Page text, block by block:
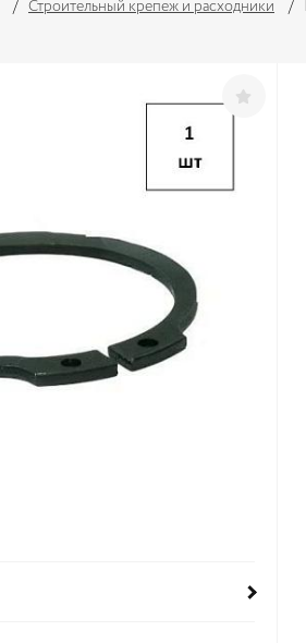
Строительный крепеж и расходники